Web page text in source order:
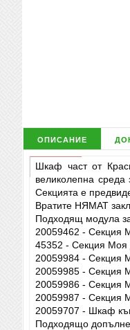
описание
Шкаф част от
великолепна
Секцията е
Вратите НЯМАТ
Подходящ модула
20059462 - Секция
45352 - Секция
20059984 - Секция
20059985 - Секция
20059986 -
20059987 - Секция
20059707 - Шкаф
Подходящо